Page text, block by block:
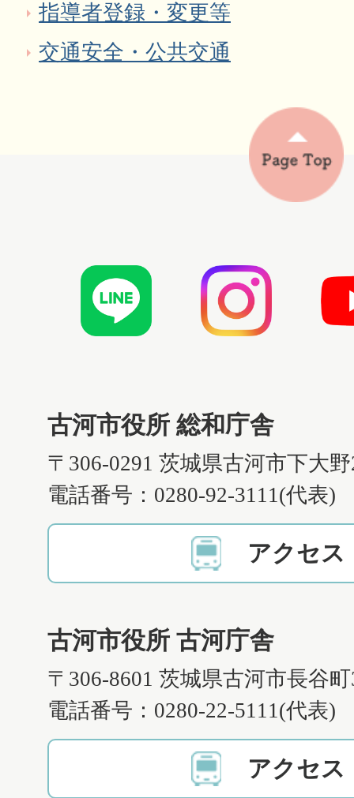
指導者登録・変更等
交通安全・公共交通
古河市役所 総和庁舎
〒306-0291 茨城県古河市下大
電話番号：0280-92-3111(代表)
アクセス
古河市役所 古河庁舎
〒306-8601 茨城県古河市長谷
電話番号：0280-22-5111(代表)
アクセス